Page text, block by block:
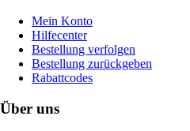
Mein Konto
Hilfecenter
Bestellung verfolgen
Bestellung zurückgeben
Rabattcodes
Über uns